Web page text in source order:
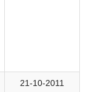
21-10-2011